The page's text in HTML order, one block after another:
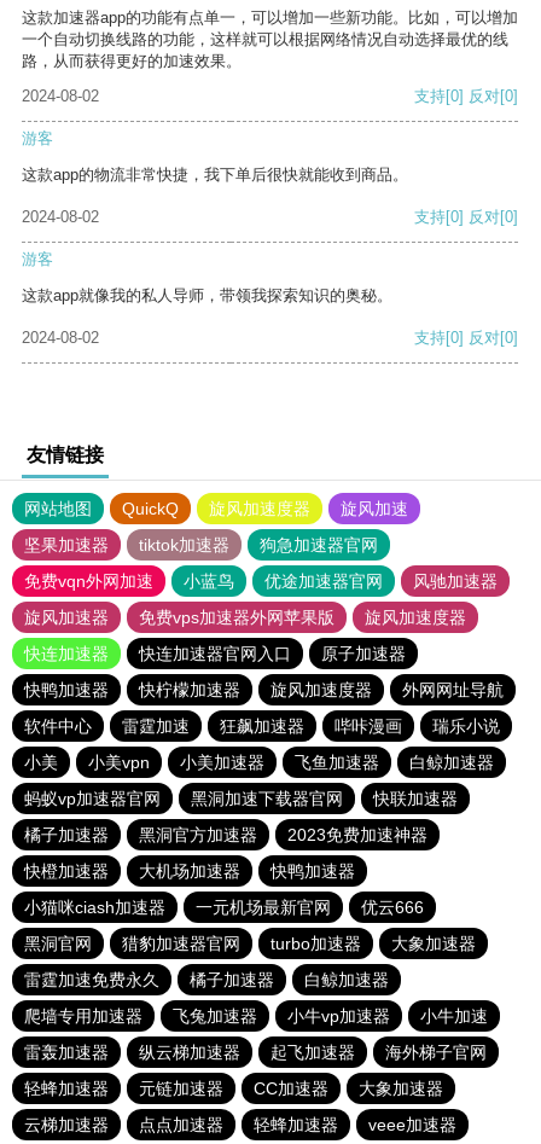
这款加速器app的功能有点单一，可以增加一些新功能。比如，可以增加
一个自动切换线路的功能，这样就可以根据网络情况自动选择最优的线
路，从而获得更好的加速效果。
2024-08-02
支持[0] 反对[0]
游客
这款app的物流非常快捷，我下单后很快就能收到商品。
2024-08-02 支持[0] 反对[0]
游客
这款app就像我的私人导师，带领我探索知识的奥秘。
2024-08-02 支持[0] 反对[0]
友情链接
网站地图 QuickQ 旋风加速度器
旋风加速
坚果加速器
tiktok加速器
狗急加速器官网
免费vqn外网加速
小蓝鸟 优途加速器官网
风驰加速器
旋风加速器
免费vps加速器外网苹果版
旋风加速度器
快连加速器
快连加速器官网入口
原子加速器
快鸭加速器
快柠檬加速器 旋风加速度器
外网网址导航
软件中心
雷霆加速 狂飙加速器 哔咔漫画
瑞乐小说
小美
小美vpn 小美加速器 飞鱼加速器
白鲸加速器
蚂蚁vp加速器官网
黑洞加速下载器官网
快联加速器
橘子加速器
黑洞官方加速器
2023免费加速神器
快橙加速器
大机场加速器
快鸭加速器
小猫咪ciash加速器
一元机场最新官网
优云666
黑洞官网
猎豹加速器官网 turbo加速器
大象加速器
雷霆加速免费永久
橘子加速器
白鲸加速器
爬墙专用加速器
飞兔加速器 小牛vp加速器
小牛加速
雷轰加速器
纵云梯加速器 起飞加速器
海外梯子官网
轻蜂加速器
元链加速器 CC加速器
大象加速器
云梯加速器
点点加速器 轻蜂加速器 veee加速器